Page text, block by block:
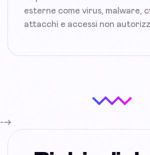
esterne come virus, malware,
attacchi e accessi non
-->